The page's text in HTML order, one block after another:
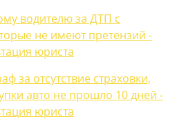
водителю за ДТП с
не имеют претензий -
юриста
за отсутствие страховки,
авто не прошло 10 дней -
юриста